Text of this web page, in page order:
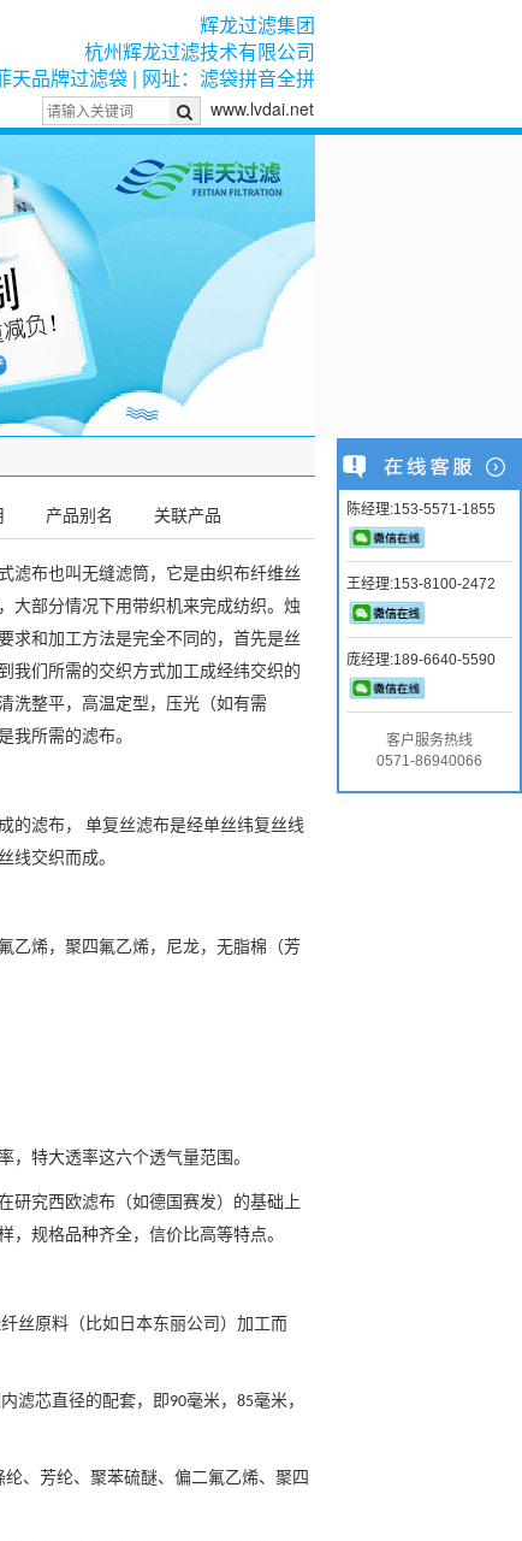
辉龙过滤集团
杭州辉龙过滤技术有限公司
天品牌过滤袋 | 网址：滤袋拼音全拼
www.lvdai.net
产品别名 关联产品
滤布也叫无缝滤筒，它是由织布纤维丝
大部分情况下用带织机来完成纺织。烛
求和加工方法是完全不同的，首先是丝
我们所需的交织方式加工成经纬交织的
洗整平，高温定型，压光（如有需
我所需的滤布。
的滤布，
单复丝滤布是经单丝纬复丝线
线交织而成。
乙烯，聚四氟乙烯，尼龙，无脂棉（芳
，特大透率这六个透气量范围。
研究西欧滤布（如德国赛发）的基础上
，规格品种齐全，信价比高等特点。
丝原料（比如日本东丽公司）加工而
滤芯直径的配套，即90毫米， 85毫米，
纶、芳纶、聚苯硫醚、偏二氟乙烯、聚四
陈经理:153-5571-1855
王经理:153-8100-2472
庞经理:189-6640-5590
客户服务热线
0571-86940066